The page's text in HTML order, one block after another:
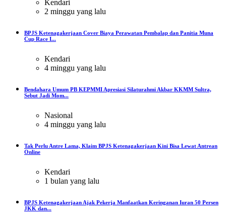
Kendari
2 minggu yang lalu
BPJS Ketenagakerjaan Cover Biaya Perawatan Pembalap dan Panitia Muna
Cup Race I...
Kendari
4 minggu yang lalu
Bendahara Umum PB KEPMMI Apresiasi Silaturahmi Akbar KKMM Sultra,
Sebut Jadi Mom...
Nasional
4 minggu yang lalu
Tak Perlu Antre Lama, Klaim BPJS Ketenagakerjaan Kini Bisa Lewat Antrean
Online
Kendari
1 bulan yang lalu
BPJS Ketenagakerjaan Ajak Pekerja Manfaatkan Keringanan Iuran 50 Persen
JKK dan...